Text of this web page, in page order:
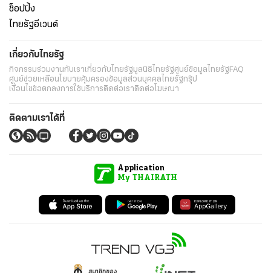
ช็อปปิ้ง
ไทยรัฐอีเวนต์
เกี่ยวกับไทยรัฐ
กิจกรรมร่วมงานกับเราเกี่ยวกับไทยรัฐมูลนิธิไทยรัฐศูนย์ข้อมูลไทยรัฐFAQ
ศูนย์ช่วยเหลือนโยบายคุ้มครองข้อมูลส่วนบุคคลไทยรัฐกรุ๊ป
เงื่อนไขข้อตกลงการใช้บริการติดต่อเราติดต่อโฆษณา
ติดตามเราได้ที่
Application
My THAIRATH